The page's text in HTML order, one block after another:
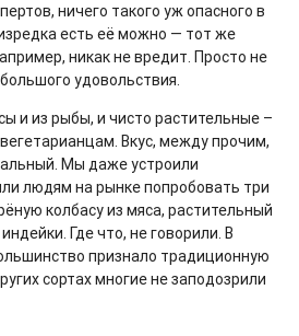
ничего такого уж опасного в
есть её можно — тот же
никак не вредит. Просто не
удовольствия.
и из рыбы, и чисто растительные –
Вкус, между прочим,
Мы даже устроили
людям на рынке попробовать три
колбасу из мяса, растительный
Где что, не говорили. В
признало традиционную
сортах многие не заподозрили